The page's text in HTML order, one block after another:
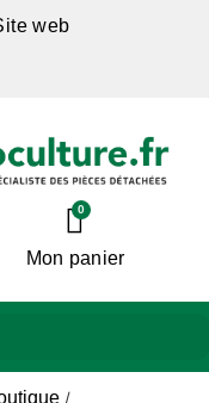
web
0
Mon panier
/